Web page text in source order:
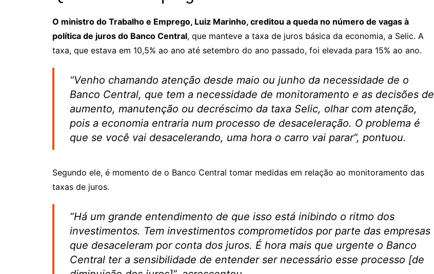
O ministro do Trabalho e Emprego, Luiz Marinho, creditou a queda no número de vagas à
política de juros do Banco Central, que manteve a taxa de juros básica da economia, a Selic. A
taxa, que estava em 10,5% ao ano até setembro do ano passado, foi elevada para 15% ao ano.
“Venho chamando atenção desde maio ou junho da necessidade de o
Banco Central, que tem a necessidade de monitoramento e as decisões de
aumento, manutenção ou decréscimo da taxa Selic, olhar com atenção,
pois a economia entraria num processo de desaceleração. O problema é
que se você vai desacelerando, uma hora o carro vai parar”, pontuou.
Segundo ele, é momento de o Banco Central tomar medidas em relação ao monitoramento das
taxas de juros.
“Há um grande entendimento de que isso está inibindo o ritmo dos
investimentos. Tem investimentos comprometidos por parte das empresas
que desaceleram por conta dos juros. É hora mais que urgente o Banco
Central ter a sensibilidade de entender ser necessário esse processo [de